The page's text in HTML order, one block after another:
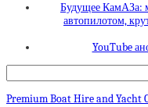
Будущее КамАЗа:
автопилотом,
YouTube
Premium Boat Hire and Yacht